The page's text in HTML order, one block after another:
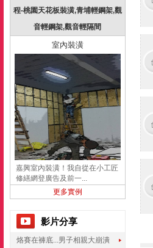
程-桃園天花板裝潢,青埔輕鋼架,觀
音輕鋼架,觀音輕隔間
室內裝潢
嘉興室內裝潢！我自從在小工匠
修繕網登廣告及前一...
更多實例
影片分享
烙賽在褲底...男子相親大崩潰